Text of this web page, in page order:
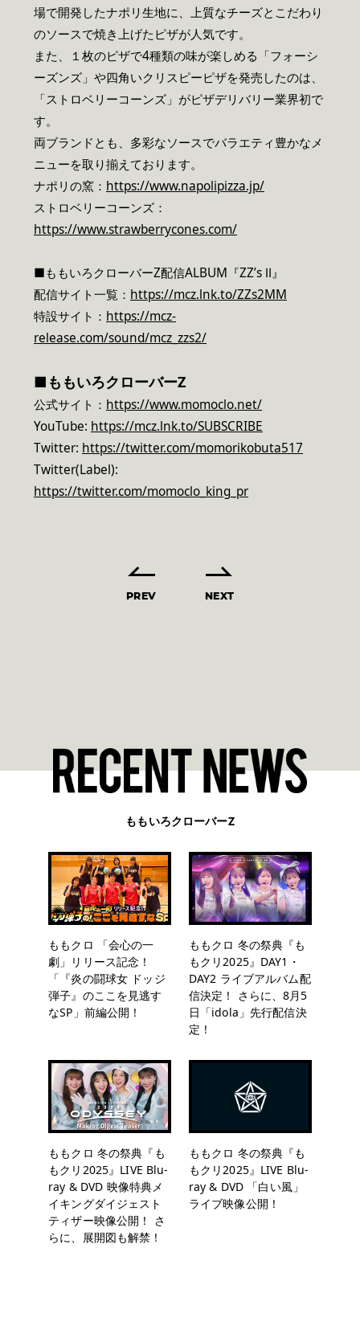
場で開発したナポリ生地に、上質なチーズとこだわり
のソースで焼き上げたピザが人気です。
また、１枚のピザで4種類の味が楽しめる「フォーシ
ーズンズ」や四角いクリスピーピザを発売したのは、
「ストロベリーコーンズ」がピザデリバリー業界初で
す。
両ブランドとも、多彩なソースでバラエティ豊かなメ
ニューを取り揃えております。
ナポリの窯： https://www.napolipizza.jp/
ストロベリーコーンズ：
https://www.strawberrycones.com/
■ももいろクローバーZ配信ALBUM『ZZ’s Ⅱ』
配信サイト一覧： https://mcz.lnk.to/ZZs2MM
特設サイト： https://mcz-
release.com/sound/mcz_zzs2/
■ ももいろクローバーZ
公式サイト： https://www.momoclo.net/
YouTube: https://mcz.lnk.to/SUBSCRIBE
Twitter: https://twitter.com/momorikobuta517
Twitter(Label):
https://twitter.com/momoclo_king_pr
PREV NEXT
ももいろクローバーZ
ももクロ 「会心の一
劇」リリース記念！
「『炎の闘球女 ドッジ
弾子』のここを見逃す
なSP」前編公開！
ももクロ 冬の祭典『も
もクリ2025』DAY1・
DAY2 ライブアルバム配
信決定！ さらに、8月5
日「idola」先行配信決
定！
ももクロ 冬の祭典『も
もクリ2025』LIVE Blu-
ray & DVD 映像特典メ
イキングダイジェスト
ティザー映像公開！ さ
らに、展開図も解禁！
ももクロ 冬の祭典『も
もクリ2025』LIVE Blu-
ray & DVD 「白い風」
ライブ映像公開！